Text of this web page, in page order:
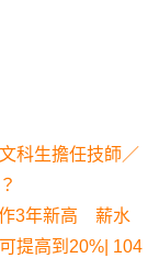
科生擔任技師／
作3年新高 薪水
提高到20%| 104